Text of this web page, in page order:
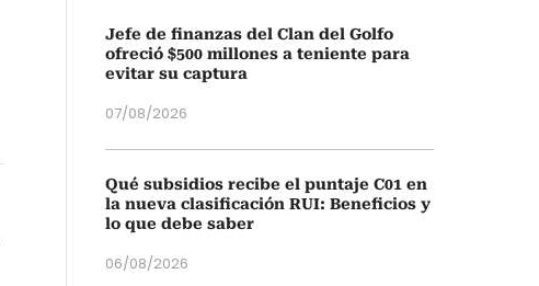
Jefe de finanzas del Clan del Golfo
ofreció $500 millones a teniente para
evitar su captura
07/08/2026
Qué subsidios recibe el puntaje C01 en
la nueva clasificación RUI: Beneficios y
lo que debe saber
06/08/2026